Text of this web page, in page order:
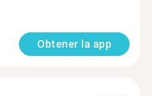
Obtener la app